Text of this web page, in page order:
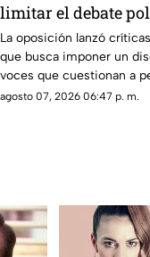
limitar el debate
La oposición lanzó
que busca imponer un
voces que cuestionan a
presuntos vínculos con la
agosto 07, 2026 06:47 p. m.